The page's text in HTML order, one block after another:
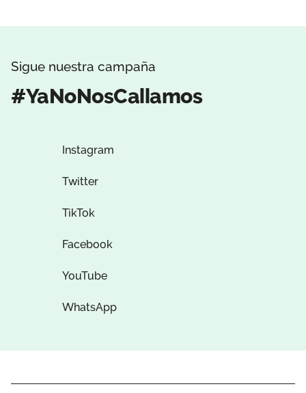
Sigue nuestra campaña
#YaNoNosCallamos
Instagram
Twitter
TikTok
Facebook
YouTube
WhatsApp